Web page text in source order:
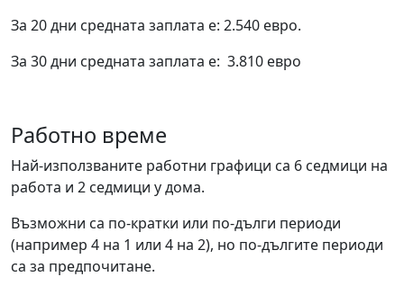
За 20 дни средната заплата е: 2.540 евро.
За 30 дни средната заплата е: 3.810 евро
Работно време
Най-използваните работни графици са 6 седмици на
работа и 2 седмици у дома.
Възможни са по-кратки или по-дълги периоди
(например 4 на 1 или 4 на 2), но по-дългите периоди
са за предпочитане.